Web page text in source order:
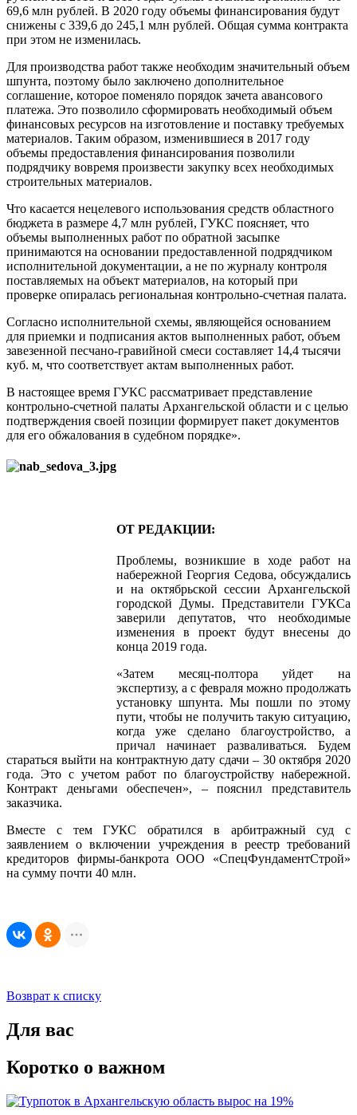
69,6 млн рублей. В 2020 году объемы финансирования будут
снижены с 339,6 до 245,1 млн рублей. Общая сумма контракта
при этом не изменилась.
Для производства работ также необходим значительный объем
шпунта, поэтому было заключено дополнительное
соглашение, которое поменяло порядок зачета авансового
платежа. Это позволило сформировать необходимый объем
финансовых ресурсов на изготовление и поставку требуемых
материалов. Таким образом, изменившиеся в 2017 году
объемы предоставления финансирования позволили
подрядчику вовремя произвести закупку всех необходимых
строительных материалов.
Что касается нецелевого использования средств областного
бюджета в размере 4,7 млн рублей, ГУКС поясняет, что
объемы выполненных работ по обратной засыпке
принимаются на основании предоставленной подрядчиком
исполнительной документации, а не по журналу контроля
поставляемых на объект материалов, на который при
проверке опиралась региональная контрольно-счетная палата.
Согласно исполнительной схемы, являющейся основанием
для приемки и подписания актов выполненных работ, объем
завезенной песчано-гравийной смеси составляет 14,4 тысячи
куб. м, что соответствует актам выполненных работ.
В настоящее время ГУКС рассматривает представление
контрольно-счетной палаты Архангельской области и с целью
подтверждения своей позиции формирует пакет документов
для его обжалования в судебном порядке».
ОТ РЕДАКЦИИ:
Проблемы, возникшие в ходе работ на
набережной Георгия Седова, обсуждались
и на октябрьской сессии Архангельской
городской Думы. Представители ГУКСа
заверили депутатов, что необходимые
изменения в проект будут внесены до
конца 2019 года.
«Затем месяц-полтора уйдет на
экспертизу, а с февраля можно продолжать
установку шпунта. Мы пошли по этому
пути, чтобы не получить такую ситуацию,
когда уже сделано благоустройство, а
причал начинает разваливаться. Будем
стараться выйти на контрактную дату сдачи – 30 октября 2020
года. Это с учетом работ по благоустройству набережной.
Контракт деньгами обеспечен», – пояснил представитель
заказчика.
Вместе с тем ГУКС обратился в арбитражный суд с
заявлением о включении учреждения в реестр требований
кредиторов фирмы-банкрота ООО «СпецФундаментСтрой»
на сумму почти 40 млн.
Возврат к списку
Для вас
Коротко о важном